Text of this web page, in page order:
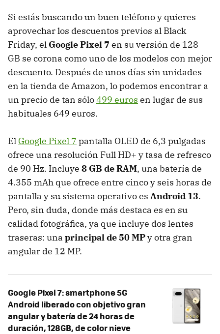
Si estás buscando un buen teléfono y quieres
aprovechar los descuentos previos al Black
Friday, el Google Pixel 7 en su versión de 128
GB se corona como uno de los modelos con mejor
descuento. Después de unos días sin unidades
en la tienda de Amazon, lo podemos encontrar a
un precio de tan sólo499 euros en lugar de sus
habituales 649 euros.
El Google Pixel 7 pantalla OLED de 6,3 pulgadas
ofrece una resolución Full HD+ y tasa de refresco
de 90 Hz. Incluye 8 GB de RAM, una batería de
4.355 mAh que ofrece entre cinco y seis horas de
pantalla y su sistema operativo es Android 13.
Pero, sin duda, donde más destaca es en su
calidad fotográfica, ya que incluye dos lentes
traseras: una principal de 50 MPy otra gran
angular de 12 MP.
Google Pixel 7: smartphone 5G
Android liberado con objetivo gran
angular y batería de 24 horas de
duración, 128GB, de color nieve